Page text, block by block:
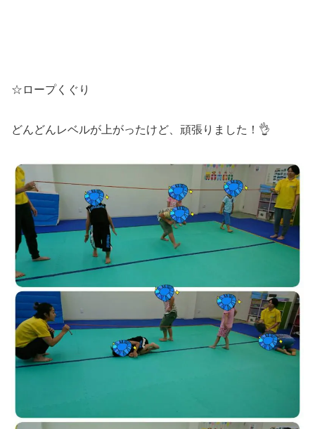
☆ロープくぐり
どんどんレベルが上がったけど、頑張りました！👌